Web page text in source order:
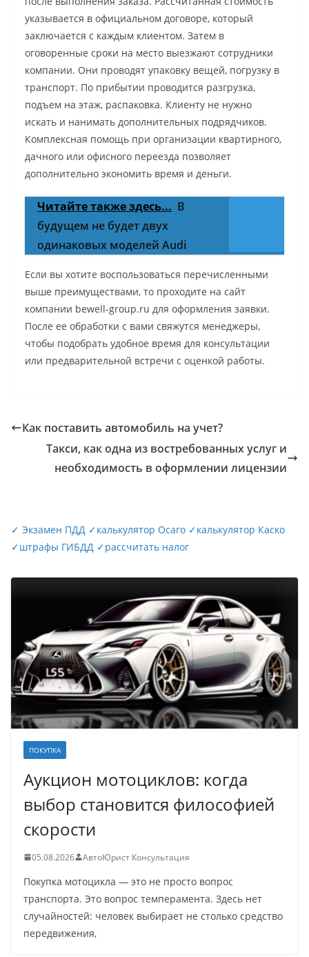
указывается в официальном договоре, который
заключается с каждым клиентом. Затем в
оговоренные сроки на место выезжают сотрудники
компании. Они проводят упаковку вещей, погрузку в
транспорт. По прибытии проводится разгрузка,
подъем на этаж, распаковка. Клиенту не нужно
искать и нанимать дополнительных подрядчиков.
Комплексная помощь при организации квартирного,
дачного или офисного переезда позволяет
дополнительно экономить время и деньги.
Читайте также здесь... В
будущем не будет двух
одинаковых моделей Audi
Если вы хотите воспользоваться перечисленными
выше преимуществами, то проходите на сайт
компании bewell-group.ru для оформления заявки.
После ее обработки с вами свяжутся менеджеры,
чтобы подобрать удобное время для консультации
или предварительной встречи с оценкой работы.
Как поставить автомобиль на учет?
Такси, как одна из востребованных услуг и
необходимость в оформлении лицензии
✓ Экзамен ПДД ✓калькулятор Осаго ✓калькулятор Каско
✓штрафы ГИБДД ✓рассчитать налог
ПОКУПКА
Аукцион мотоциклов: когда
выбор становится философией
скорости
05.08.2026 АвтоЮрист Консультация
Покупка мотоцикла — это не просто вопрос
транспорта. Это вопрос темперамента. Здесь нет
случайностей: человек выбирает не столько средство
передвижения,